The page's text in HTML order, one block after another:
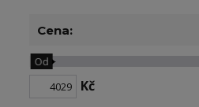
Cena:
Kč
Od